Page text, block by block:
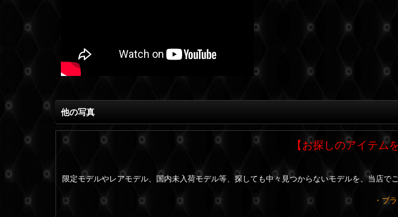
他の写真
【お探しのアイテム
限定モデルやレアモデル、国内未入荷モデル等、探しても中々見つからないモデルを、当店
・ブ